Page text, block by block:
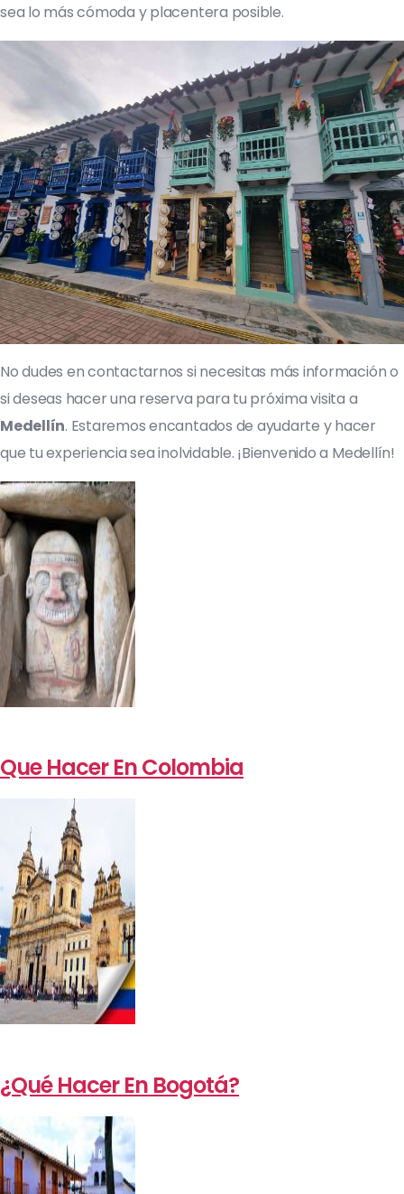
sea lo más cómoda y placentera posible.
No dudes en contactarnos si necesitas más información o
si deseas hacer una reserva para tu próxima visita a
Medellín. Estaremos encantados de ayudarte y hacer
que tu experiencia sea inolvidable. ¡Bienvenido a Medellín!
Que Hacer En Colombia
¿Qué Hacer En Bogotá?